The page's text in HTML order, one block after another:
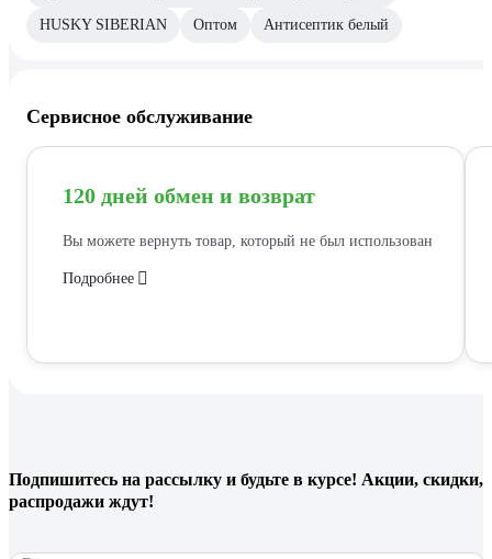
HUSKY SIBERIAN Оптом Антисептик белый
Сервисное обслуживание
120 дней обмен и возврат
Вы можете вернуть товар, который не был использован
Подробнее
Подпишитесь на рассылку и будьте в курсе! Акции, скидки,
распродажи ждут!